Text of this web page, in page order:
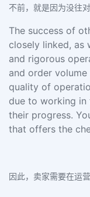
不前，就是因为没往
The success of
closely linked, as
and rigorous
and order
quality of
due to working in
their progress.
that offers the
因此，卖家需要在运